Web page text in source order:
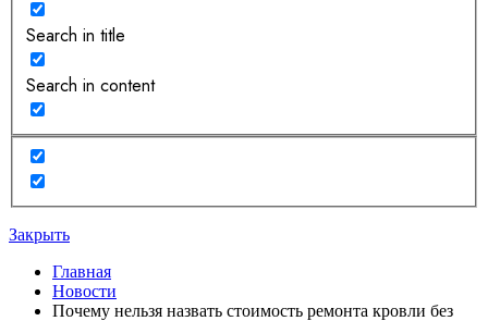
Search in title
Search in content
Закрыть
Главная
Новости
Почему нельзя назвать стоимость ремонта кровли без